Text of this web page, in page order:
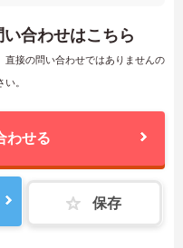
合わせはこちら
接の問い合わせではありませんの
。
わせる
保存